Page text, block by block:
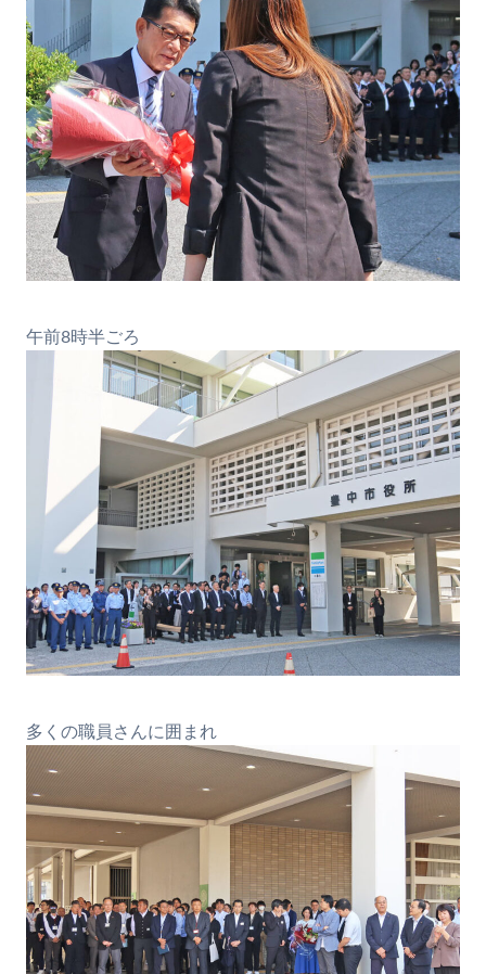
午前8時半ごろ
多くの職員さんに囲まれ